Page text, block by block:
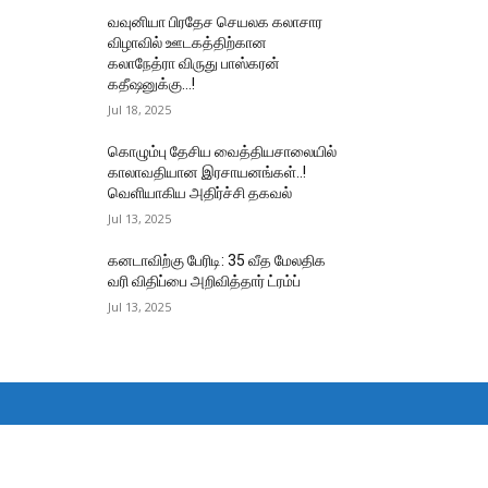
வவுனியா பிரதேச செயலக கலாசார
விழாவில் ஊடகத்திற்கான
கலாநேத்ரா விருது பாஸ்கரன்
கதீஷனுக்கு…!
Jul 18, 2025
கொழும்பு தேசிய வைத்தியசாலையில்
காலாவதியான இரசாயனங்கள்..!
வெளியாகிய அதிர்ச்சி தகவல்
Jul 13, 2025
கனடாவிற்கு பேரிடி: 35 வீத மேலதிக
வரி விதிப்பை அறிவித்தார் ட்ரம்ப்
Jul 13, 2025